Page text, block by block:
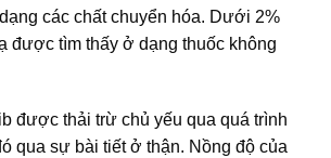
các chất chuyển hóa. Dưới 2%
được tìm thấy ở dạng thuốc không
được thải trừ chủ yếu qua quá trình
qua sự bài tiết ở thận. Nồng độ của